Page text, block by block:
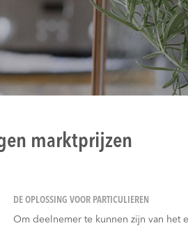
marktprijzen
DE OPLOSSING VOOR PARTICULIEREN
Om deelnemer te kunnen zijn van het